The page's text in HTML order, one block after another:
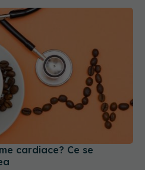
cardiace? Ce se